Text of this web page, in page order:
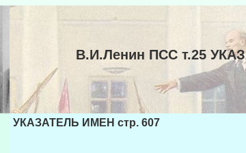
В.И.Ленин ПСС т.25
УКАЗАТЕЛЬ ИМЕН стр. 607